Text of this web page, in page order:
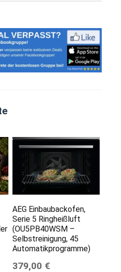
AEG Einbaubackofen,
Serie 5 Ringheißluft
(OU5PB40WSM –
Selbstreinigung, 45
Automatikprogramme)
379,00 €